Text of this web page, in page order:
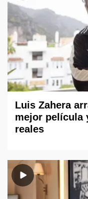
Luis Zahera
mejor película
reales